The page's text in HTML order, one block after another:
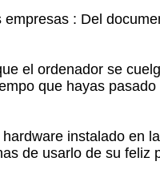
: Del
el ordenador se
que hayas pasado
instalado en
de usarlo de su feliz